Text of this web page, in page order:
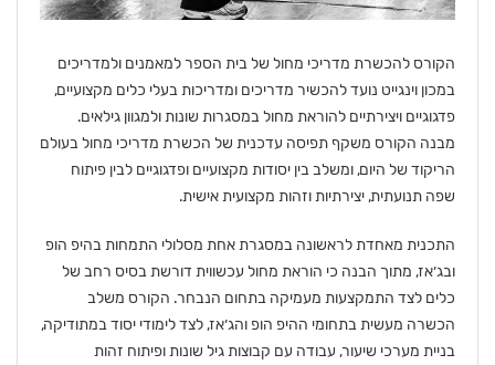
הקורס להכשרת מדריכי מחול של בית הספר למאמנים ולמדריכים
במכון וינגייט נועד להכשיר מדריכים ומדריכות בעלי כלים מקצועיים,
פדגוגיים ויצירתיים להוראת מחול במסגרות שונות ולמגוון גילאים.
מבנה הקורס משקף תפיסה עדכנית של הכשרת מדריכי מחול בעולם
הריקוד של היום, ומשלב בין יסודות מקצועיים ופדגוגיים לבין פיתוח
שפה תנועתית, יצירתיות וזהות מקצועית אישית.
התכנית מאחדת לראשונה במסגרת אחת מסלולי התמחות בהיפ הופ
ובג׳אז, מתוך הבנה כי הוראת מחול עכשווית דורשת בסיס רחב של
כלים לצד התמקצעות מעמיקה בתחום הנבחר. הקורס משלב
הכשרה מעשית בתחומי ההיפ הופ והג׳אז, לצד לימודי יסוד במתודיקה,
בניית מערכי שיעור, עבודה עם קבוצות גיל שונות ופיתוח זהות